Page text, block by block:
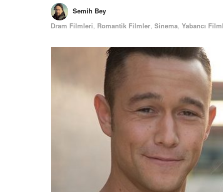
Semih Bey
Dram Filmleri, Romantik Filmler, Sinema, Yabancı